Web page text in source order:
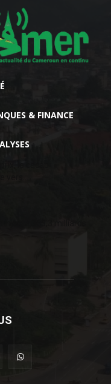
& FINANCE